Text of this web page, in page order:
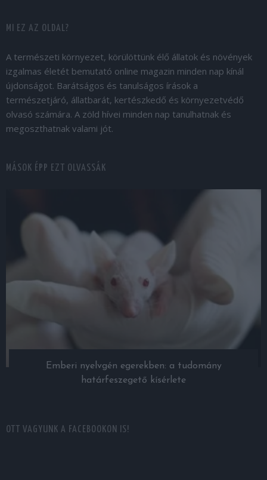
MI EZ AZ OLDAL?
A természeti környezet, körülöttünk élő állatok és növények
izgalmas életét bemutató online magazin minden nap kínál
újdonságot. Barátságos és tanulságos írások a
természetjáró, állatbarát, kertészkedő és környezetvédő
olvasó számára. A zöld hívei minden nap tanulhatnak és
megoszthatnak valami jót.
MÁSOK ÉPP EZT OLVASSÁK
Emberi nyelvgén egerekben: a tudomány
határfeszegető kísérlete
OTT VAGYUNK A FACEBOOKON IS!